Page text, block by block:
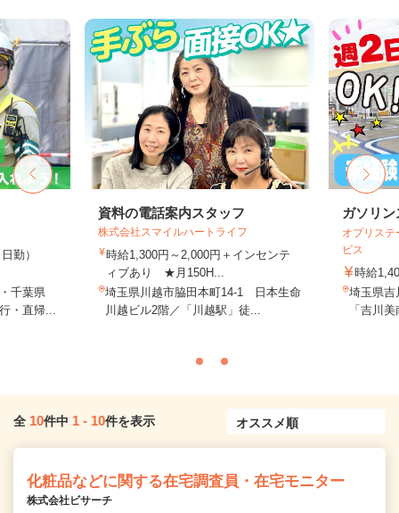
日勤）
千葉県
・直帰...
資料の電話案内スタッフ
株式会社スマイルハートライフ
時給1,300円～2,000円＋インセンテ
ィブあり ★月150H...
埼玉県川越市脇田本町14-1 日本生命
川越ビル2階／「川越駅」徒...
ガソリ
オブリス
ビス
時給
埼玉県吉
「吉川
全 10件中 1 - 10件を表示
化粧品などに関する在宅調査員・在宅モニター
株式会社ビサーチ